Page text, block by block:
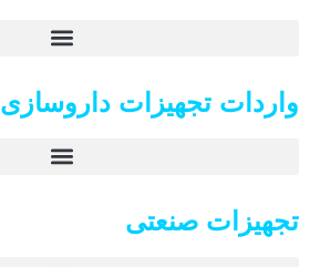
واردات تجهیزات داروسازی
تجهیزات صنعتی